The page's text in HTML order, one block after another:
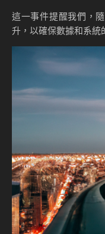
這不僅僅是為了防止
保整個 AI 生態系統的
加強安全
為了防止類似的安全漏
措施來加強其 API 的
並對每個請求進行
建立全面的監控系統
防止潛在的攻擊。
定期進行安全審計
現並修補潛在的漏